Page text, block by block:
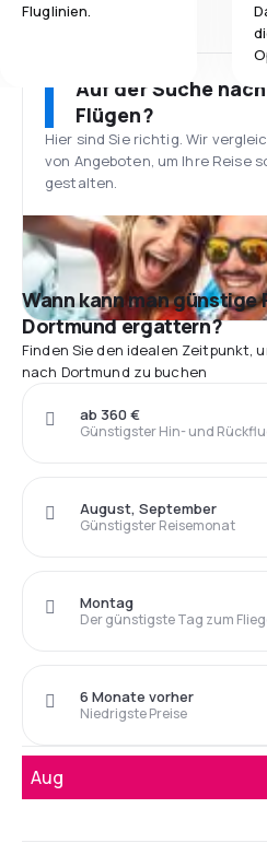
Fluglinien.
Auf der Suche
Flügen?
Hier sind Sie richtig. Wir
von Angeboten, um Ihre Reise
gestalten.
Wann kann man günstige
Dortmund ergattern?
Finden Sie den idealen Zeitpunkt,
nach Dortmund zu buchen
Günstigster Hin- und
ab 360 €
Günstigster Reisemonat
August, September
Der günstigste Tag zum
Montag
Niedrigste Preise
6 Monate vorher
Aug